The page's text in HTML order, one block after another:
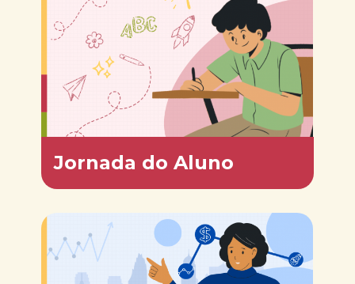
Jornada do Aluno